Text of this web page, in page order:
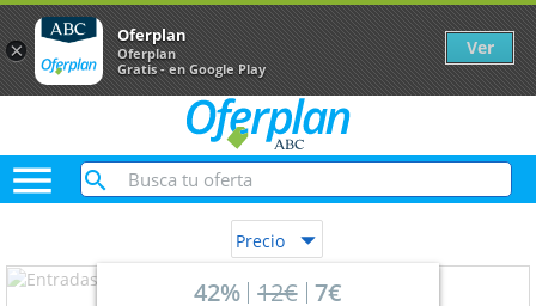

Precio
42% 12€ 7€
×
Oferplan
Oferplan
Gratis - en Google Play
Ver